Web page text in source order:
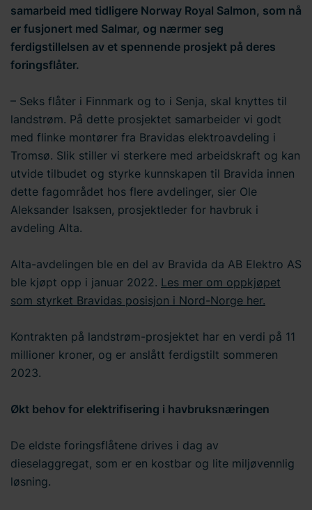
samarbeid med tidligere Norway Royal Salmon, som nå
er fusjonert med Salmar, og nærmer seg
ferdigstillelsen av et spennende prosjekt på deres
foringsflåter.
– Seks flåter i Finnmark og to i Senja, skal knyttes til
landstrøm. På dette prosjektet samarbeider vi godt
med flinke montører fra Bravidas elektroavdeling i
Tromsø. Slik stiller vi sterkere med arbeidskraft og kan
utvide tilbudet og styrke kunnskapen til Bravida innen
dette fagområdet hos flere avdelinger, sier Ole
Aleksander Isaksen, prosjektleder for havbruk i
avdeling Alta.
Alta-avdelingen ble en del av Bravida da AB Elektro AS
ble kjøpt opp i januar 2022. Les mer om oppkjøpet
som styrket Bravidas posisjon i Nord-Norge her.
Kontrakten på landstrøm-prosjektet har en verdi på 11
millioner kroner, og er anslått ferdigstilt sommeren
2023.
Økt behov for elektrifisering i havbruksnæringen
De eldste foringsflåtene drives i dag av
dieselaggregat, som er en kostbar og lite miljøvennlig
løsning.